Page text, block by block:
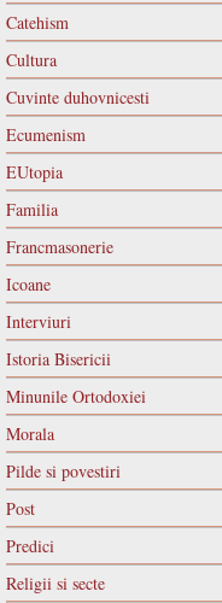
Catehism
Cultura
Cuvinte duhovnicesti
Ecumenism
EUtopia
Familia
Francmasonerie
Icoane
Interviuri
Istoria Bisericii
Minunile Ortodoxiei
Morala
Pilde si povestiri
Post
Predici
Religii si secte